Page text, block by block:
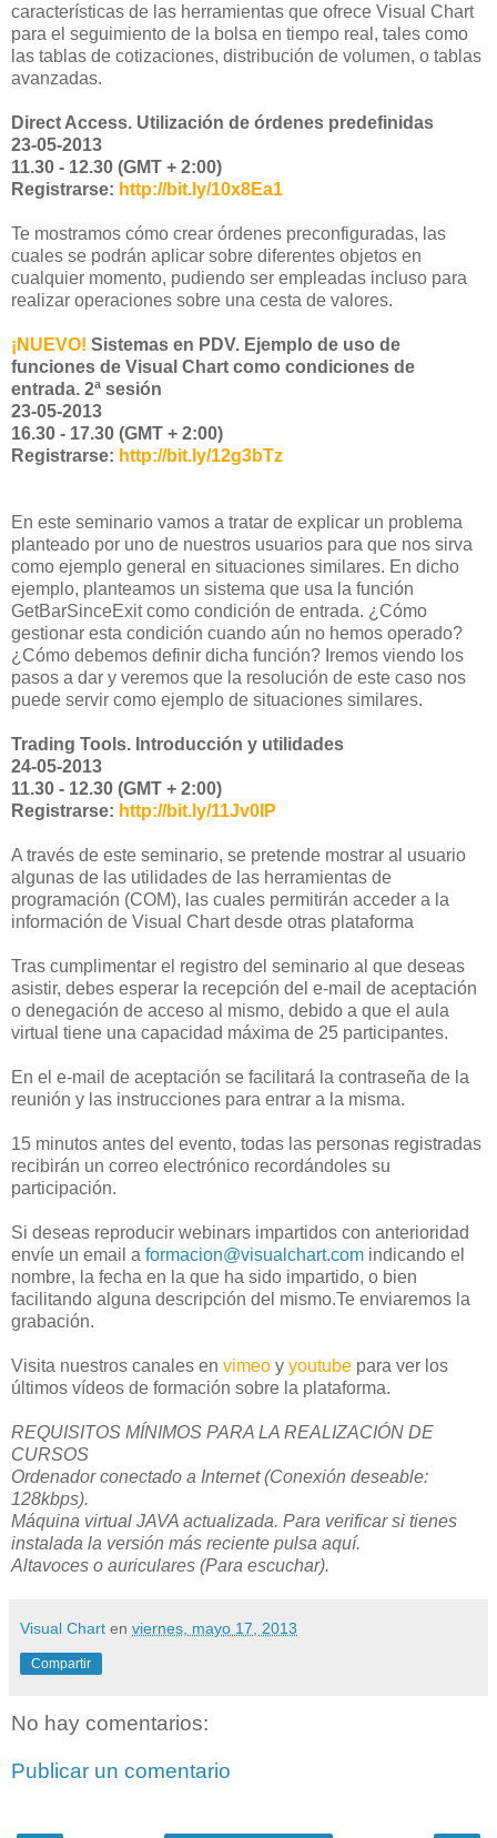
características de las herramientas que ofrece Visual Chart
para el seguimiento de la bolsa en tiempo real, tales como
las tablas de cotizaciones, distribución de volumen, o tablas
avanzadas.
Direct Access. Utilización de órdenes predefinidas
23-05-2013
11.30 - 12.30 (GMT + 2:00)
Registrarse: http://bit.ly/10x8Ea1
Te mostramos cómo crear órdenes preconfiguradas, las
cuales se podrán aplicar sobre diferentes objetos en
cualquier momento, pudiendo ser empleadas incluso para
realizar operaciones sobre una cesta de valores.
¡NUEVO! Sistemas en PDV. Ejemplo de uso de
funciones de Visual Chart como condiciones de
entrada. 2ª sesión
23-05-2013
16.30 - 17.30 (GMT + 2:00)
Registrarse: http://bit.ly/12g3bTz
En este seminario vamos a tratar de explicar un problema
planteado por uno de nuestros usuarios para que nos sirva
como ejemplo general en situaciones similares. En dicho
ejemplo, planteamos un sistema que usa la función
GetBarSinceExit como condición de entrada. ¿Cómo
gestionar esta condición cuando aún no hemos operado?
¿Cómo debemos definir dicha función? Iremos viendo los
pasos a dar y veremos que la resolución de este caso nos
puede servir como ejemplo de situaciones similares.
Trading Tools. Introducción y utilidades
24-05-2013
11.30 - 12.30 (GMT + 2:00)
Registrarse: http://bit.ly/11Jv0IP
A través de este seminario, se pretende mostrar al usuario
algunas de las utilidades de las herramientas de
programación (COM), las cuales permitirán acceder a la
información de Visual Chart desde otras plataforma
Tras cumplimentar el registro del seminario al que deseas
asistir, debes esperar la recepción del e-mail de aceptación
o denegación de acceso al mismo, debido a que el aula
virtual tiene una capacidad máxima de 25 participantes.
En el e-mail de aceptación se facilitará la contraseña de la
reunión y las instrucciones para entrar a la misma.
15 minutos antes del evento, todas las personas registradas
recibirán un correo electrónico recordándoles su
participación.
Si deseas reproducir webinars impartidos con anterioridad
envíe un email a formacion@visualchart.com indicando el
nombre, la fecha en la que ha sido impartido, o bien
facilitando alguna descripción del mismo.Te enviaremos la
grabación.
Visita nuestros canales en vimeo y youtube para ver los
últimos vídeos de formación sobre la plataforma.
REQUISITOS MÍNIMOS PARA LA REALIZACIÓN DE
CURSOS
Ordenador conectado a Internet (Conexión deseable:
128kbps).
Máquina virtual JAVA actualizada. Para verificar si tienes
instalada la versión más reciente pulsa aquí.
Altavoces o auriculares (Para escuchar).
Visual Chart en viernes, mayo 17, 2013
Compartir
No hay comentarios:
Publicar un comentario